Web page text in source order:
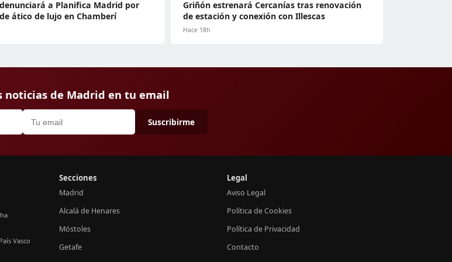
denunciará a Planifica Madrid por
ático de lujo en Chamberí
Griñón estrenará Cercanías tras renovación
de estación y conexión con Illescas
Hace 18h
noticias de Madrid en tu email
Suscribirme
País Vasco
Secciones
Madrid
Alcalá de Henares
Móstoles
Getafe
Legal
Aviso Legal
Política de Cookies
Política de Privacidad
Contacto